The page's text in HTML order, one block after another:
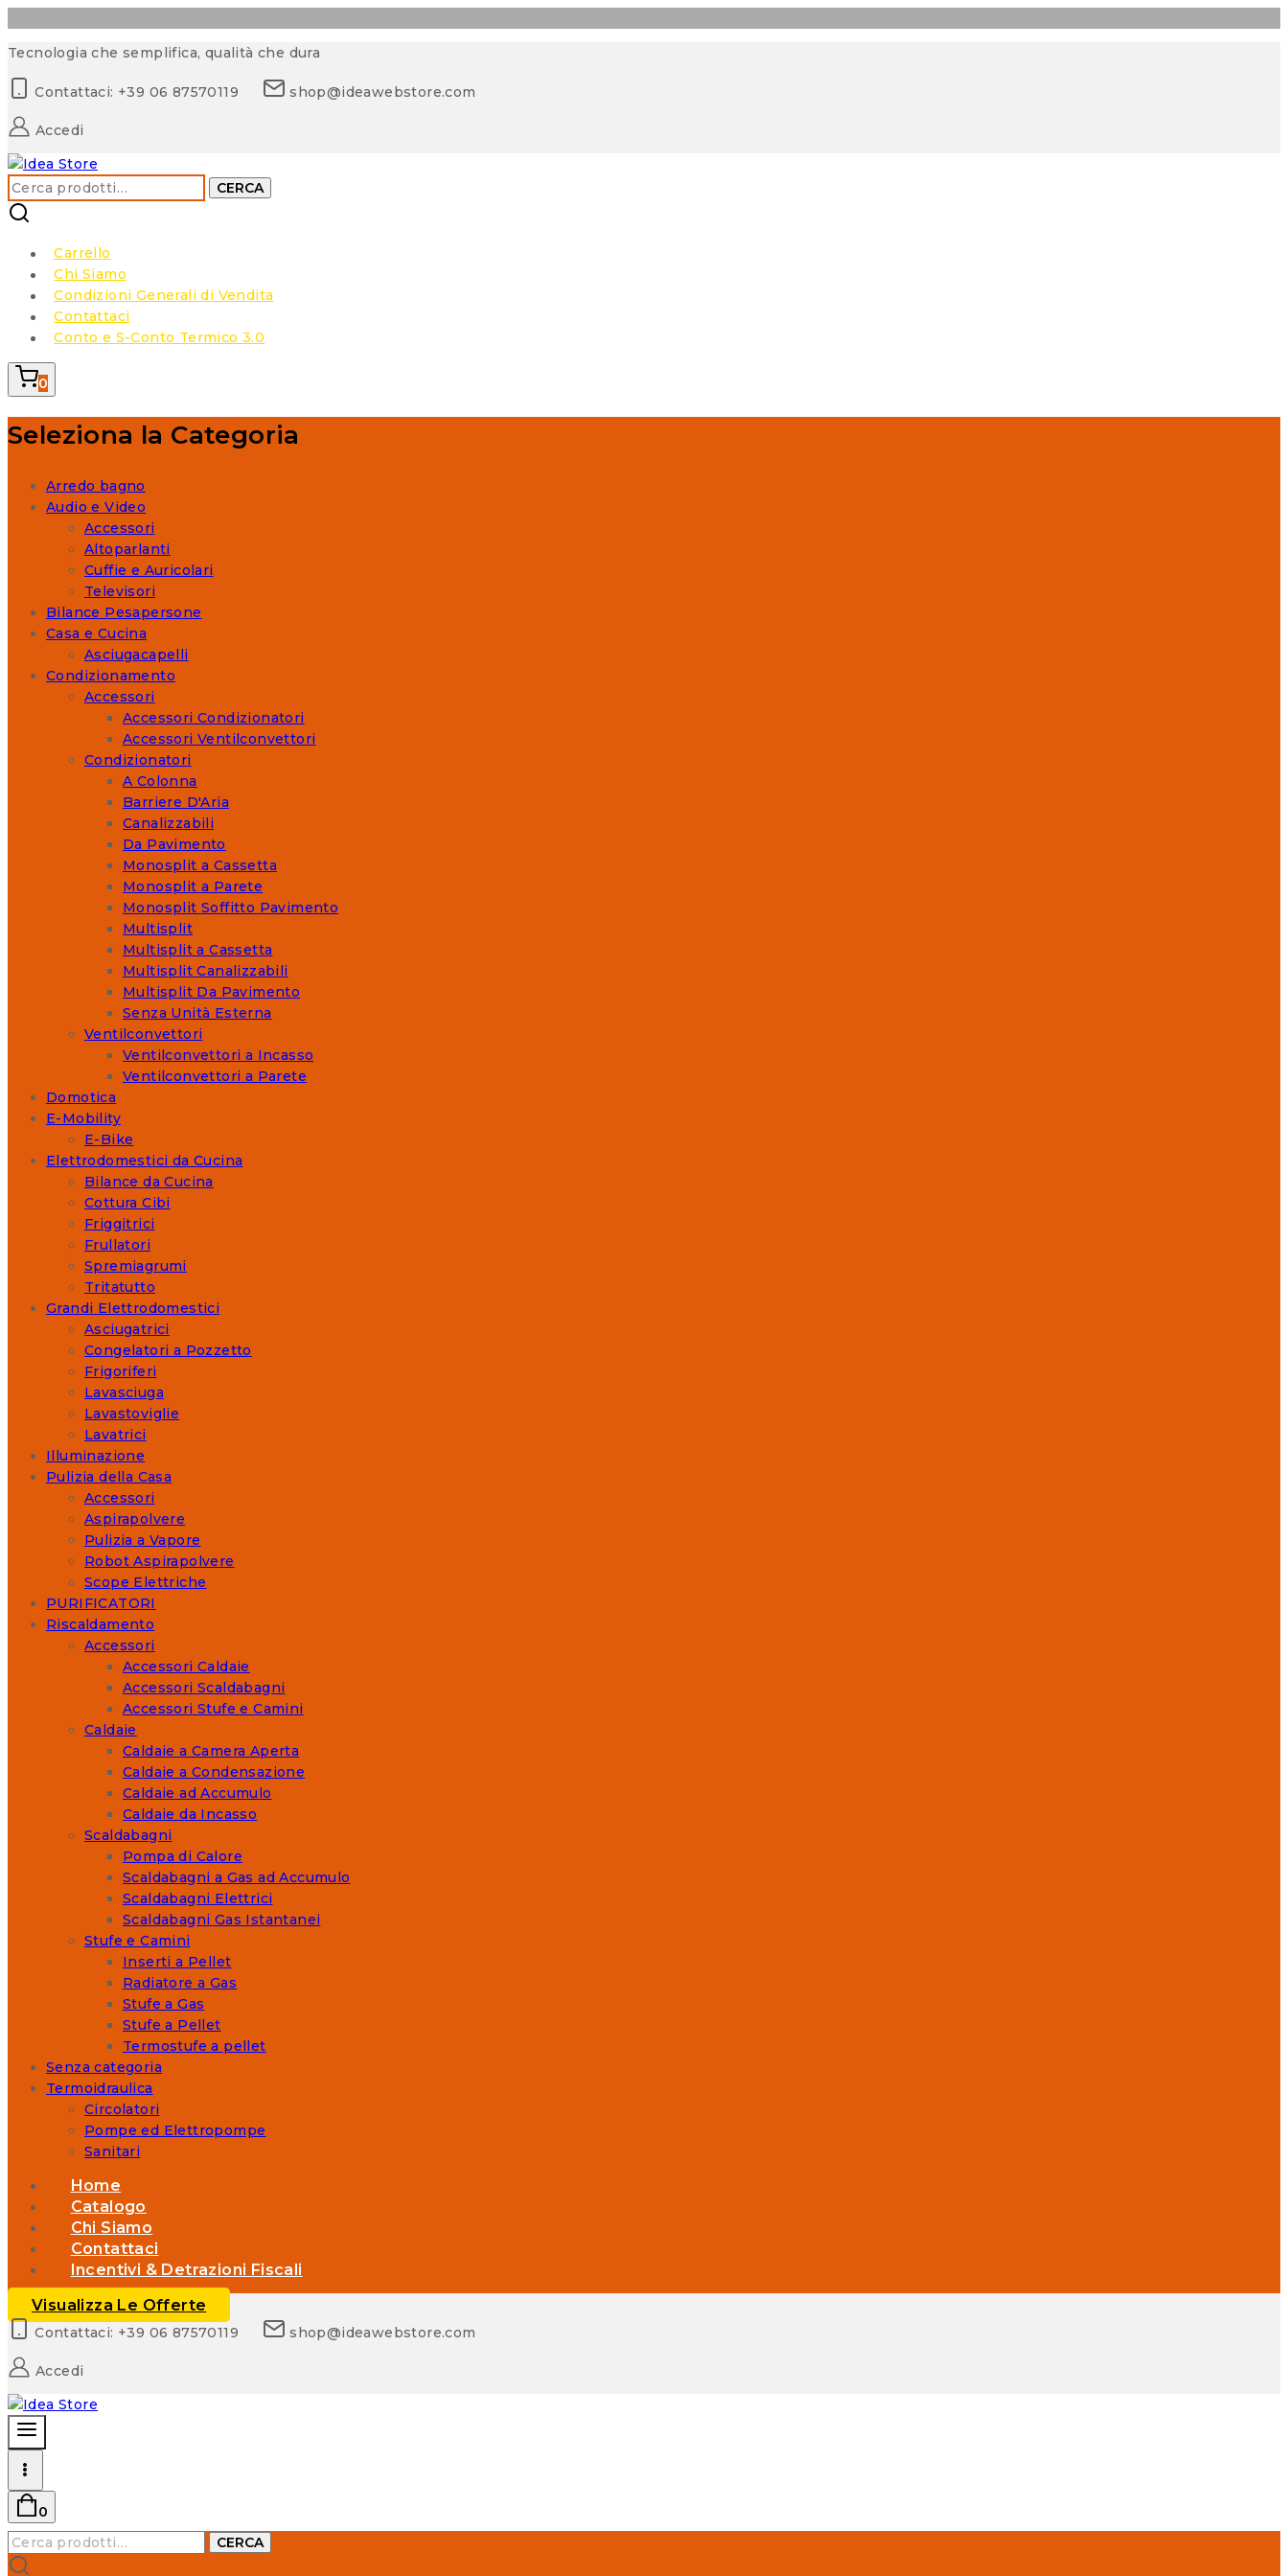
Skip
content
Tecnologia che semplifica, qualità che dura
Contattaci: +39 06 87570119 shop@ideawebstore.com
Accedi
Cerca: CERCA
Carrello
Chi Siamo
Condizioni Generali di Vendita
Contattaci
Conto e S-Conto Termico 3.0
0
Seleziona la Categoria
Arredo bagno
Audio e Video
Accessori
Altoparlanti
Cuffie e Auricolari
Televisori
Bilance Pesapersone
Casa e Cucina
Asciugacapelli
Condizionamento
Accessori
Accessori Condizionatori
Accessori Ventilconvettori
Condizionatori
A Colonna
Barriere D'Aria
Canalizzabili
Da Pavimento
Monosplit a Cassetta
Monosplit a Parete
Monosplit Soffitto Pavimento
Multisplit
Multisplit a Cassetta
Multisplit Canalizzabili
Multisplit Da Pavimento
Senza Unità Esterna
Ventilconvettori
Ventilconvettori a Incasso
Ventilconvettori a Parete
Domotica
E-Mobility
E-Bike
Elettrodomestici da Cucina
Bilance da Cucina
Cottura Cibi
Friggitrici
Frullatori
Spremiagrumi
Tritatutto
Grandi Elettrodomestici
Asciugatrici
Congelatori a Pozzetto
Frigoriferi
Lavasciuga
Lavastoviglie
Lavatrici
Illuminazione
Pulizia della Casa
Accessori
Aspirapolvere
Pulizia a Vapore
Robot Aspirapolvere
Scope Elettriche
PURIFICATORI
Riscaldamento
Accessori
Accessori Caldaie
Accessori Scaldabagni
Accessori Stufe e Camini
Caldaie
Caldaie a Camera Aperta
Caldaie a Condensazione
Caldaie ad Accumulo
Caldaie da Incasso
Scaldabagni
Pompa di Calore
Scaldabagni a Gas ad Accumulo
Scaldabagni Elettrici
Scaldabagni Gas Istantanei
Stufe e Camini
Inserti a Pellet
Radiatore a Gas
Stufe a Gas
Stufe a Pellet
Termostufe a pellet
Senza categoria
Termoidraulica
Circolatori
Pompe ed Elettropompe
Sanitari
Home
Catalogo
Chi Siamo
Contattaci
Incentivi & Detrazioni Fiscali
Visualizza Le Offerte
Contattaci: +39 06 87570119 shop@ideawebstore.com
Accedi
0
Cerca:
CERCA